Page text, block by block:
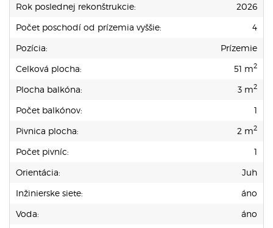
Rok poslednej rekonštrukcie:
2026
Počet poschodí od prízemia vyššie:
4
Pozícia:
Prízemie
Celková plocha:
51 m2
Plocha balkóna: 3 m2
Počet balkónov:
1
Pivnica plocha:
2 m2
Počet pivníc:
1
Orientácia:
Juh
Inžinierske siete:
áno
Voda:
áno